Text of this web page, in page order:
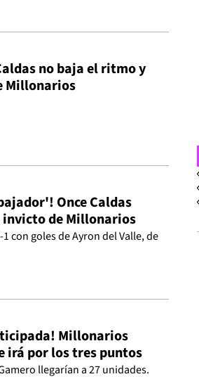
no baja el ritmo y
Millonarios
Once Caldas
invicto de Millonarios
con goles de Ayron del Valle, de
Millonarios
irá por los tres puntos
llegarían a 27 unidades.